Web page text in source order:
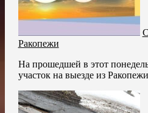
Ракопежи
На прошедшей в этот
участок на выезде из